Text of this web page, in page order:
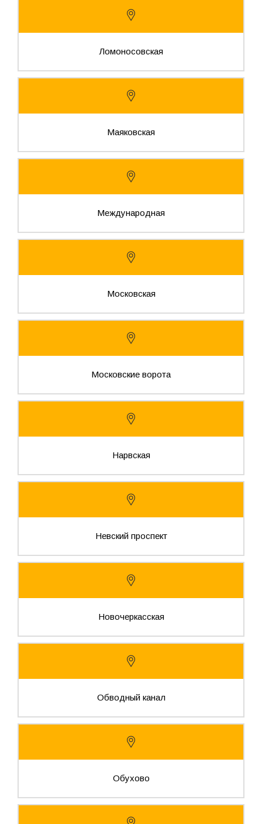
Ломоносовская
Маяковская
Международная
Московская
Московские ворота
Нарвская
Невский проспект
Новочеркасская
Обводный канал
Обухово